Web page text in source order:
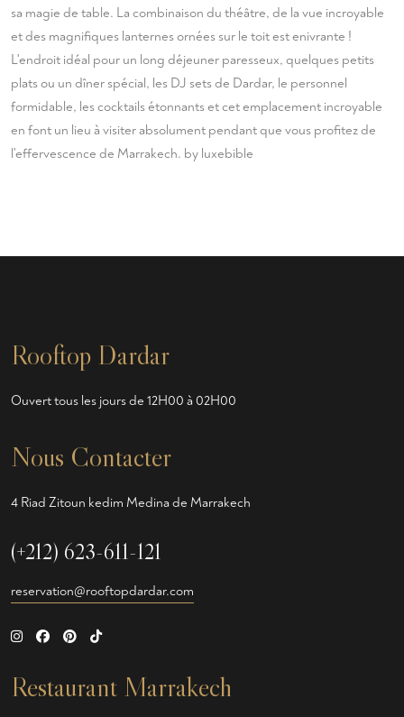
sa magie de table. La combinaison du théâtre, de la vue incroyable
et des magnifiques lanternes ornées sur le toit est enivrante !
L'endroit idéal pour un long déjeuner paresseux, quelques petits
plats ou un dîner spécial, les DJ sets de Dardar, le personnel
formidable, les cocktails étonnants et cet emplacement incroyable
en font un lieu à visiter absolument pendant que vous profitez de
l'effervescence de Marrakech. by luxebible
Rooftop Dardar
Ouvert tous les jours de 12H00 à 02H00
Nous Contacter
4 Riad Zitoun kedim Medina de Marrakech
(+212) 623-611-121
reservation@rooftopdardar.com
Restaurant Marrakech